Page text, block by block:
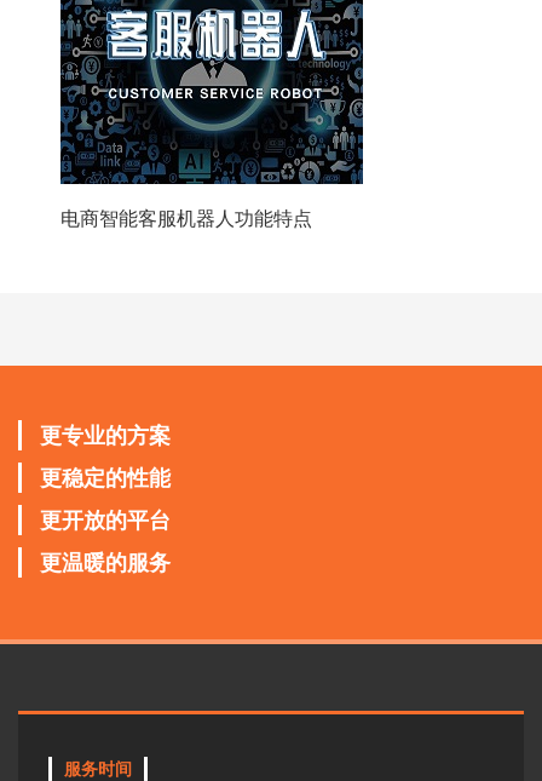
电商智能客服机器人功能特点
更专业的方案
更稳定的性能
更开放的平台
更温暖的服务
服务时间